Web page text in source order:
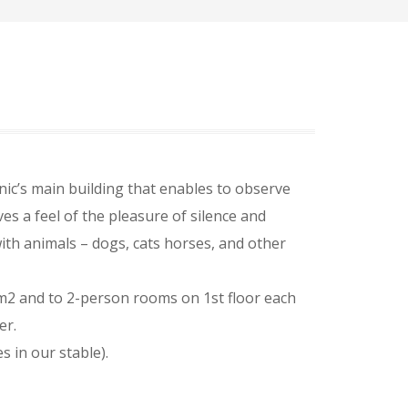
main building that enables to observe
a feel of the pleasure of silence and
animals – dogs, cats horses, and other
and to 2-person rooms on 1st floor each
in our stable).